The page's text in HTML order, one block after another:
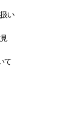
い
て